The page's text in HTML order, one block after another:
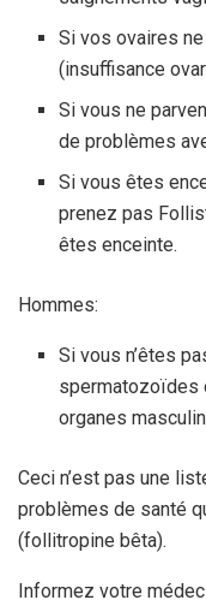
Si vos ovaires
(insuffisance
Si vous ne
de problèmes
Si vous êtes
prenez pas
êtes enceinte.
Hommes:
Si vous n’êtes
spermatozoïdes
organes
Ceci n’est pas une
problèmes de santé
(follitropine bêta).
Informez votre